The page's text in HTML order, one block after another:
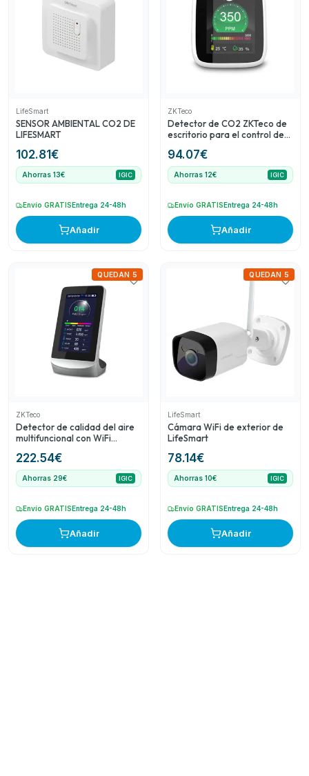
marca y precio moderado. El Detector de calidad del aire
multifuncional con WiFi ZKTeco proporciona un control
más completo de la calidad del aire, añadiendo un valor
significativo. Finalmente, la Cámara WiFi de exterior de
LifeSmart contribuye a la seguridad del hogar,
complementando la funcionalidad general para un hogar
categorías.
LifeSmart
SENSOR AMBIENTAL CO2 DE
LIFESMART
102.81€
Ahorras 13€ IGIC
Envío GRATISEntrega 24-48h
Añadir
ZKTeco
Detector de CO2 ZKTeco de
escritorio para el control de
94.07€
Ahorras 12€ IGIC
Envío GRATISEntrega 24-48h
Añadir
ZKTeco
Detector de calidad del aire
multifuncional con WiFi
222.54€
QUEDAN 5
Ahorras 29€ IGIC
Envío GRATIS Entrega 24-48h
Añadir
LifeSmart
Cámara WiFi de exterior de
LifeSmart
78.14€
QUEDAN 5
Ahorras 10€ IGIC
Envío GRATIS Entrega 24-48h
Añadir